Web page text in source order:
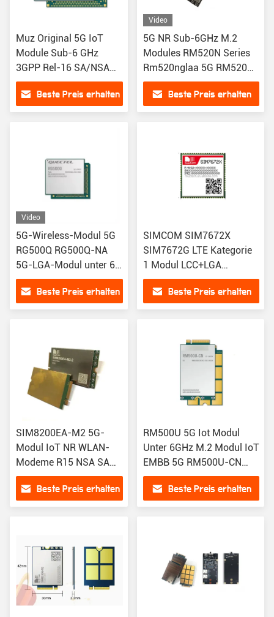
Muz Original 5G IoT
Module Sub-6 GHz
3GPP Rel-16 SA/NSA
Serie RG620T für
Heimportalen
Beste Preis erhalten
Video
5G NR Sub-6GHz M.2
Modules RM520N Series
Rm520nglaa 5G RM520N-
GL RM530N-GL Für
IoT/eMBB Anwendungen
RM520N-EU IoT Module
Beste Preis erhalten
Video
5G-Wireless-Modul 5G
RG500Q RG500Q-NA
5G-LGA-Modul unter 6
GHz
Beste Preis erhalten
SIMCOM SIM7672X
SIM7672G LTE Kategorie
1 Modul LCC+LGA
Formfaktor Drahtlose
Kommunikationsmodus
A7672X SIM7000
Beste Preis erhalten
SIM8200EA-M2 5G-
Modul IoT NR WLAN-
Modeme R15 NSA SA
Sub-6GHz M.2 Wireless
Modul Sim8300G
Beste Preis erhalten
RM500U 5G Iot Modul
Unter 6GHz M.2 Modul IoT
EMBB 5G RM500U-CN
Kompatibel mit RM500Q-
AE
Beste Preis erhalten